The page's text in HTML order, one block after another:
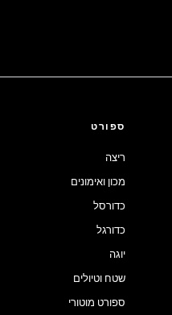
ספורט
ריצה
מכון ואימונים
כדורסל
כדורגל
יוגה
שטח וטיולים
ספורט מוטורי